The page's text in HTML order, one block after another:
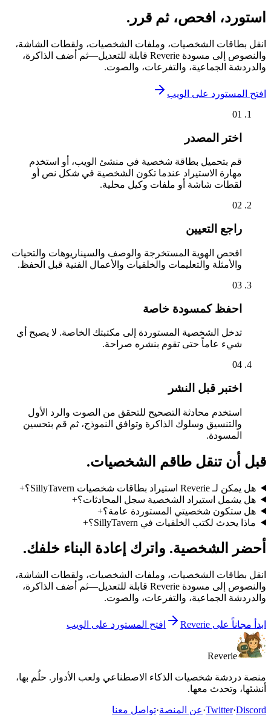
استورد، افحص، ثم قرر.
انقل بطاقات الشخصيات، وملفات الشخصيات، ولقطات الشاشة،
والنصوص إلى مسودة Reverie قابلة للتعديل—ثم أضف الذاكرة،
والدردشة الجماعية، والتفرعات، والصوت.
افتح المستورد على الويب
01
اختر المصدر
قم بتحميل بطاقة شخصية في منشئ الويب، أو استخدم
مهارة الاستيراد عندما تكون الشخصية في شكل نص أو
لقطات شاشة أو ملفات وكيل محلية.
02
راجع التعيين
افحص الهوية المستخرجة والوصف والسيناريوهات والتحيات
والأمثلة والتعليمات والخلفيات والأعمال الفنية قبل الحفظ.
03
احفظ كمسودة خاصة
تدخل الشخصية المستوردة إلى مكتبتك الخاصة. لا يصبح أي
شيء عاماً حتى تقوم بنشره صراحة.
04
اختبر قبل النشر
استخدم محادثة التصحيح للتحقق من الصوت والرد الأول
والتنسيق وسلوك الذاكرة وتوافق النموذج، ثم قم بتحسين
المسودة.
قبل أن تنقل طاقم الشخصيات.
هل يمكن لـ Reverie استيراد بطاقات شخصيات SillyTavern؟
+
هل يشمل استيراد الشخصية سجل المحادثات؟+
هل ستكون شخصيتي المستوردة عامة؟+
ماذا يحدث لكتب الخلفيات في SillyTavern؟
+
أحضر الشخصية. واترك إعادة البناء خلفك.
انقل بطاقات الشخصيات، وملفات الشخصيات، ولقطات الشاشة،
والنصوص إلى مسودة Reverie قابلة للتعديل—ثم أضف الذاكرة،
والدردشة الجماعية، والتفرعات، والصوت.
ابدأ مجاناً على Reverie افتح المستورد على الويب
Reverie
منصة دردشة شخصيات الذكاء الاصطناعي ولعب الأدوار. حلُم بها،
أنشئها، وتحدث معها.
Twitter·Discord
·عن المنصة·تواصل معنا